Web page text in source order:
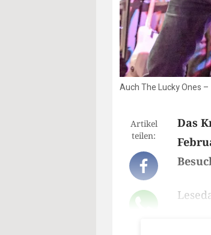
Auch The Lucky Ones
Artikel
teilen:
Das